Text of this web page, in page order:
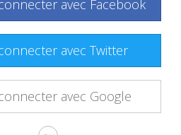
avec Facebook
avec Twitter
avec Google